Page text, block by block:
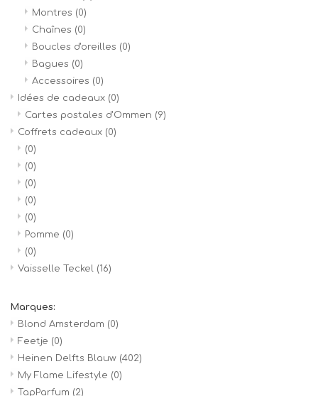
Montres (0)
Chaînes (0)
Boucles d'oreilles (0)
Bagues (0)
Accessoires (0)
Idées de cadeaux (0)
Cartes postales d'Ommen (9)
Coffrets cadeaux (0)
(0)
(0)
(0)
(0)
(0)
Pomme (0)
(0)
Vaisselle Teckel (16)
Marques:
Blond Amsterdam (0)
Feetje (0)
Heinen Delfts Blauw (402)
My Flame Lifestyle (0)
TapParfum (2)